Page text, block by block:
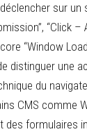
sur un
“Click –
“Window
distinguer une
du
CMS comme
des formulaires